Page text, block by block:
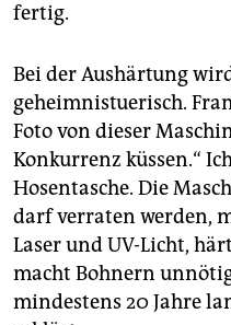
fertig.
Bei der Aushärtung
geheimnistuerisch.
Foto von dieser
Konkurrenz küssen.“
Hosentasche. Die
darf verraten werden,
Laser und UV-Licht,
macht Bohnern
mindestens 20 Jahre